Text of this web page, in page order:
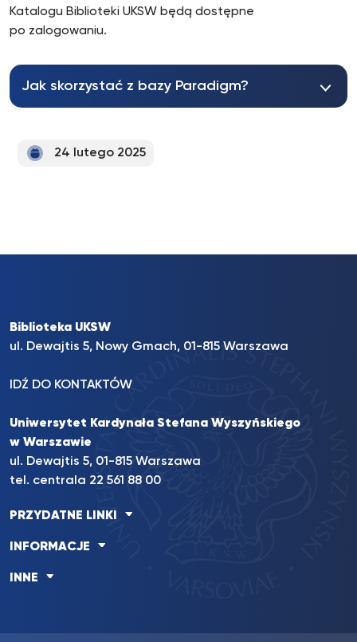
Katalogu Biblioteki UKSW będą dostępne
po zalogowaniu.
Jak skorzystać z bazy Paradigm?
24 lutego 2025
Biblioteka UKSW
ul. Dewajtis 5, Nowy Gmach, 01-815 Warszawa
IDŹ DO KONTAKTÓW
Uniwersytet Kardynała Stefana Wyszyńskiego
w Warszawie
ul. Dewajtis 5, 01-815 Warszawa
tel. centrala 22 561 88 00
PRZYDATNE LINKI
INFORMACJE
INNE